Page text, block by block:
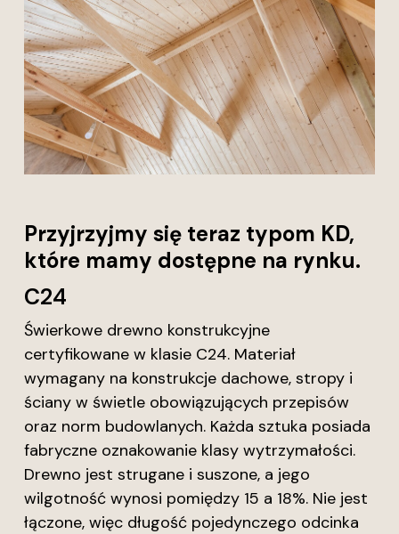
Przyjrzyjmy się teraz typom KD,
które mamy dostępne na rynku.
C24
Świerkowe drewno konstrukcyjne
certyfikowane w klasie C24. Materiał
wymagany na konstrukcje dachowe, stropy i
ściany w świetle obowiązujących przepisów
oraz norm budowlanych. Każda sztuka posiada
fabryczne oznakowanie klasy wytrzymałości.
Drewno jest strugane i suszone, a jego
wilgotność wynosi pomiędzy 15 a 18%. Nie jest
łączone, więc długość pojedynczego odcinka